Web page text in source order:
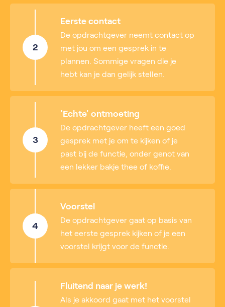
2
Eerste contact
De opdrachtgever neemt contact op
met jou om een gesprek in te
plannen. Sommige vragen die je
hebt kan je dan gelijk stellen.
3
'Echte' ontmoeting
De opdrachtgever heeft een goed
gesprek met je om te kijken of je
past bij de functie, onder genot van
een lekker bakje thee of koffie.
4
Voorstel
De opdrachtgever gaat op basis van
het eerste gesprek kijken of je een
voorstel krijgt voor de functie.
Fluitend naar je werk!
Als je akkoord gaat met het voorstel